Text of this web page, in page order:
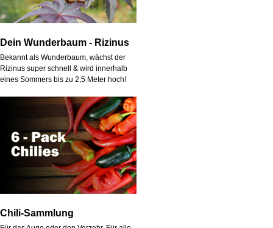
Dein Wunderbaum - Rizinus
Bekannt als Wunderbaum, wächst der
Rizinus super schnell & wird innerhalb
eines Sommers bis zu 2,5 Meter hoch!
Chili-Sammlung